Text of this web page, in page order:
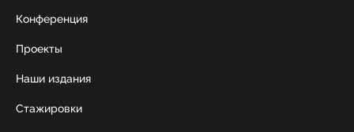
Конференция
Проекты
Наши издания
Стажировки